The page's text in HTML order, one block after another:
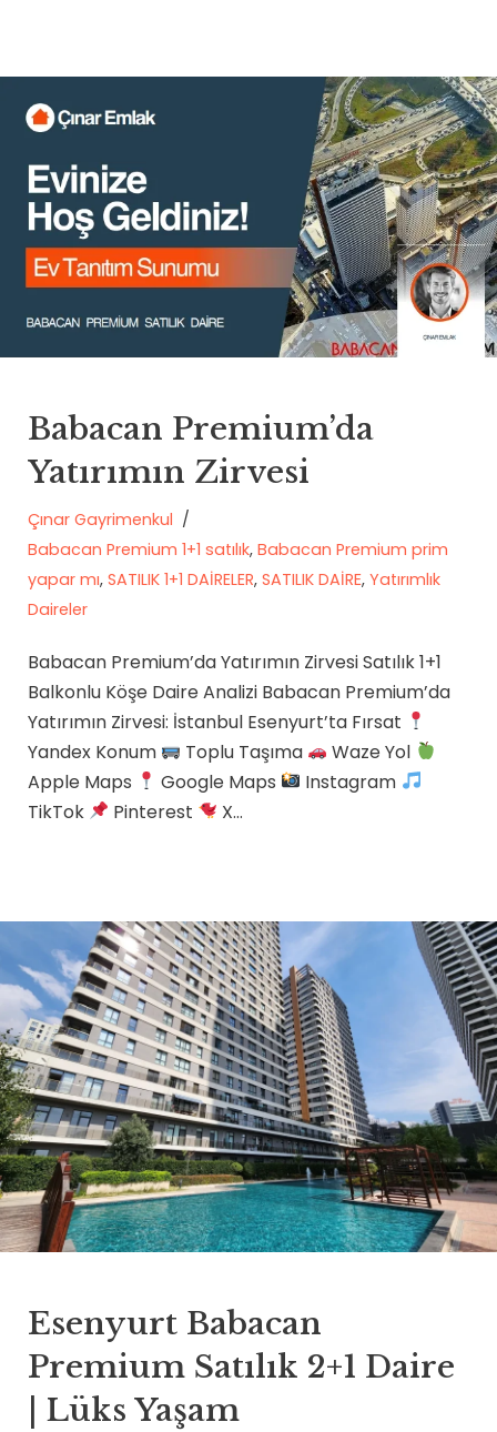
Babacan Premium’da
Yatırımın Zirvesi
Çınar Gayrimenkul
Babacan Premium 1+1 satılık, Babacan Premium prim
yapar mı, SATILIK 1+1 DAİRELER, SATILIK DAİRE, Yatırımlık
Daireler
Babacan Premium’da Yatırımın Zirvesi Satılık 1+1
Balkonlu Köşe Daire Analizi Babacan Premium’da
Yatırımın Zirvesi: İstanbul Esenyurt’ta Fırsat
Yandex Konum
Toplu Taşıma
Waze Yol
Apple Maps
Google Maps
Instagram
TikTok
Pinterest X…
Esenyurt Babacan
Premium Satılık 2+1 Daire
| Lüks Yaşam